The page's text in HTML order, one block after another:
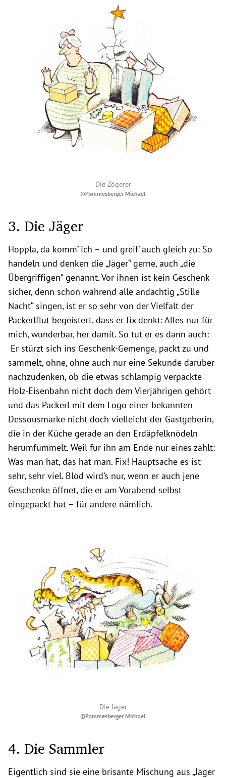
Die Zögerer
©Pammesberger Michael
3. Die Jäger
Hoppla, da komm’ ich – und greif’ auch gleich zu: So
handeln und denken die „Jäger“ gerne, auch „die
Übergriffigen“ genannt. Vor ihnen ist kein Geschenk
sicher, denn schon während alle andächtig „Stille
Nacht“ singen, ist er so sehr von der Vielfalt der
Packerlflut begeistert, dass er fix denkt: Alles nur für
mich, wunderbar, her damit. So tut er es dann auch:
Er stürzt sich ins Geschenk-Gemenge, packt zu und
sammelt, ohne, ohne auch nur eine Sekunde darüber
nachzudenken, ob die etwas schlampig verpackte
Holz-Eisenbahn nicht doch dem Vierjährigen gehört
und das Packerl mit dem Logo einer bekannten
Dessousmarke nicht doch vielleicht der Gastgeberin,
die in der Küche gerade an den Erdäpfelknödeln
herumfummelt. Weil für ihn am Ende nur eines zählt:
Was man hat, das hat man. Fix! Hauptsache es ist
sehr, sehr viel. Blöd wird’s nur, wenn er auch jene
Geschenke öffnet, die er am Vorabend selbst
eingepackt hat – für andere nämlich.
Die Jäger
©Pammesberger Michael
4. Die Sammler
Eigentlich sind sie eine brisante Mischung aus „Jäger